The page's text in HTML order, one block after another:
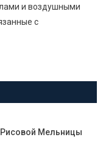
и воздушными
с
Мельницы